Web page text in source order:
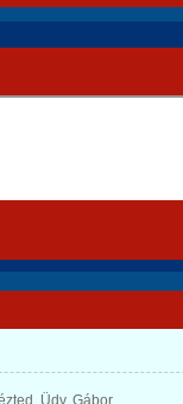
Üdv. Gábor.